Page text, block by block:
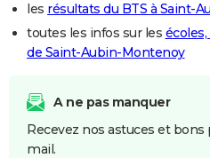
les résultats du BTS à Saint-
toutes les infos sur les
de Saint-Aubin-Montenoy
A ne pas manquer
Recevez nos astuces et
mail.